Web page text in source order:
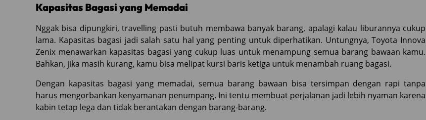
Kapasitas Bagasi yang Memadai
Nggak bisa dipungkiri, travelling pasti butuh membawa banyak barang, apalagi kalau liburannya cukup
lama. Kapasitas bagasi jadi salah satu hal yang penting untuk diperhatikan. Untungnya, Toyota Innova
Zenix menawarkan kapasitas bagasi yang cukup luas untuk menampung semua barang bawaan kamu.
Bahkan, jika masih kurang, kamu bisa melipat kursi baris ketiga untuk menambah ruang bagasi.
Dengan kapasitas bagasi yang memadai, semua barang bawaan bisa tersimpan dengan rapi tanpa
harus mengorbankan kenyamanan penumpang. Ini tentu membuat perjalanan jadi lebih nyaman karena
kabin tetap lega dan tidak berantakan dengan barang-barang.